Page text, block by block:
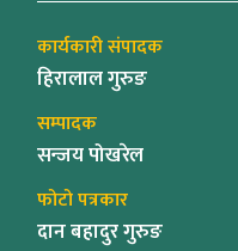
कार्यकारी संपादक
हिरालाल गुरुङ
सम्पादक
सन्जय पोखरेल
फोटो पत्रकार
दान बहादुर गुरुङ